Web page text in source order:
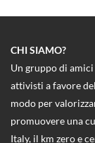
CHI SIAMO?
Un gruppo di
attivisti a favore
modo per
promuovere una
Italy, il km zero e